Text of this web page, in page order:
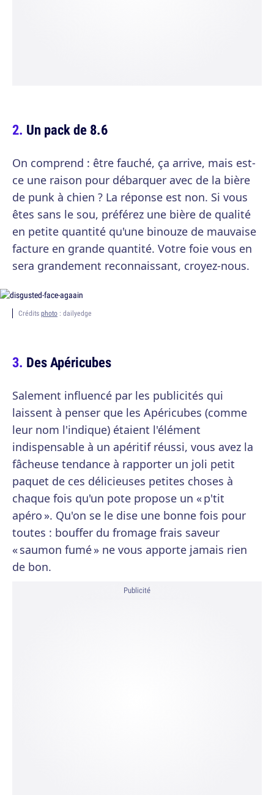
Un pack de 8.6
On comprend : être fauché, ça arrive, mais est-
ce une raison pour débarquer avec de la bière
de punk à chien ? La réponse est non. Si vous
êtes sans le sou, préférez une bière de qualité
en petite quantité qu'une binouze de mauvaise
facture en grande quantité. Votre foie vous en
sera grandement reconnaissant, croyez-nous.
Crédits photo : dailyedge
Des Apéricubes
Salement influencé par les publicités qui
laissent à penser que les Apéricubes (comme
leur nom l'indique) étaient l'élément
indispensable à un apéritif réussi, vous avez la
fâcheuse tendance à rapporter un joli petit
paquet de ces délicieuses petites choses à
chaque fois qu'un pote propose un « p'tit
apéro ». Qu'on se le dise une bonne fois pour
toutes : bouffer du fromage frais saveur
« saumon fumé » ne vous apporte jamais rien
de bon.
Publicité